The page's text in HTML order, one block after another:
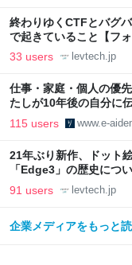
終わりゆくCTFとバグ
で起きていること【フ
33 users levtech.jp
仕事・家庭・個人の優
たしが10年後の自分に
115 users www.e-
21年ぶり新作、ドット
「Edge3」の歴史につ
LAB
91 users levtech.jp
企業メディアをもっと